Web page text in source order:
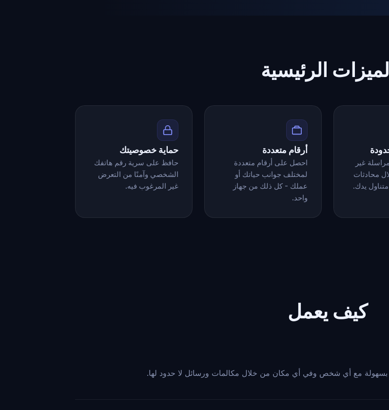
الميزات الرئيسية
غير
محادثات
يدك.
أرقام متعددة
احصل على أرقام متعددة
لمختلف جوانب حياتك أو
عملك - كل ذلك من جهاز
واحد.
حماية خصوصيتك
حافظ على سرية رقم هاتفك
الشخصي وآمنًا من التعرض
غير المرغوب فيه.
كيف يعمل